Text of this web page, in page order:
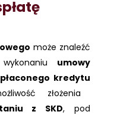
może znaleźć
umowy
kredytu
złożenia
z SKD, pod